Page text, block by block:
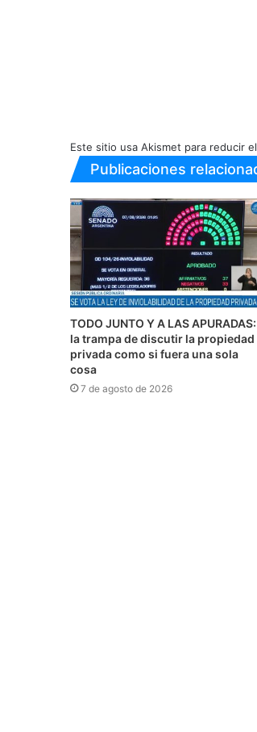
Este sitio usa Akismet para reducir
Publicaciones
TODO JUNTO Y A LAS APURADAS:
la trampa de discutir la propiedad
privada como si fuera una sola
cosa
7 de agosto de 2026